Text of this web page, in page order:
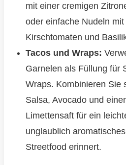
mit einer cremigen
oder einfache Nudeln mit
Kirschtomaten und
Tacos und Wraps:
Garnelen als Füllung für
Wraps. Kombinieren Sie
Salsa, Avocado und
Limettensaft für ein
unglaublich
Streetfood erinnert.